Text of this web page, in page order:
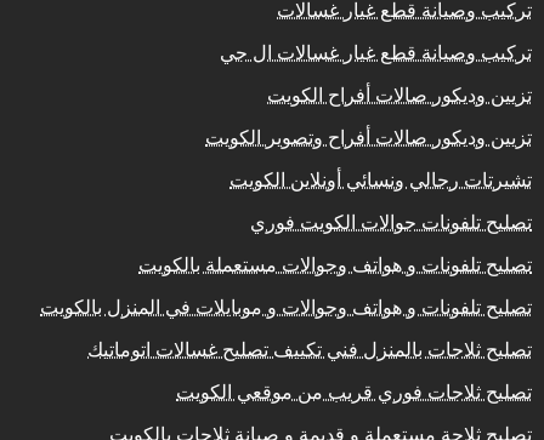
تركيب وصيانة قطع غيار غسالات
تركيب وصيانة قطع غيار غسالات ال جي
تزيين وديكور صالات أفراح الكويت
تزيين وديكور صالات أفراح وتصوير الكويت
تشيرتات رجالي ونسائي أونلاين الكويت
تصليح تلفونات جوالات الكويت فوري
تصليح تلفونات و هواتف وجوالات مستعملة بالكويت
تصليح تلفونات و هواتف وجوالات و موبايلات في المنزل بالكويت
تصليح ثلاجات بالمنزل فني تكييف تصليح غسالات اتوماتيك
تصليح ثلاجات فوري قريب من موقعي الكويت
تصليح ثلاجة مستعملة و قديمة و صيانة ثلاجات بالكويت